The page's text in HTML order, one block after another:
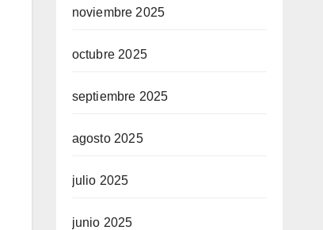
noviembre 2025
octubre 2025
septiembre 2025
agosto 2025
julio 2025
junio 2025